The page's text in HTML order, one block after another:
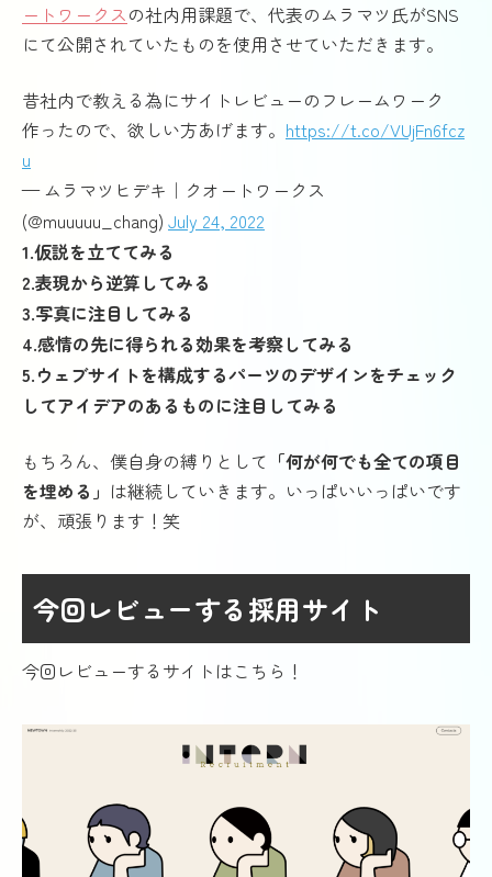
ートワークスの社内用課題で、代表のムラマツ氏がSNS
にて公開されていたものを使用させていただきます。
昔社内で教える為にサイトレビューのフレームワーク
作ったので、欲しい方あげます。 https://t.co/VUjFn6fcz
u
— ムラマツヒデキ｜クオートワークス
(@muuuuu_chang) July 24, 2022
1.仮説を立ててみる
2.表現から逆算してみる
3.写真に注目してみる
4.感情の先に得られる効果を考察してみる
5.ウェブサイトを構成するパーツのデザインをチェック
してアイデアのあるものに注目してみる
もちろん、僕自身の縛りとして 「何が何でも全ての項目
を埋める」 は継続していきます。いっぱいいっぱいです
が、頑張ります！笑
今回レビューする採用サイト
今回レビューするサイトはこちら！